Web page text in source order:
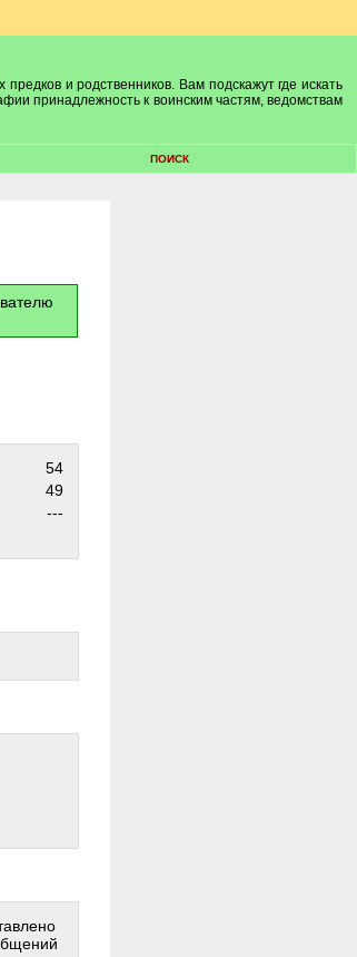
и родственников. Вам подскажут где искать
принадлежность к воинским частям, ведомствам
ПОИСК
54
49
---